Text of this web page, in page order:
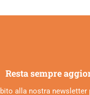
Resta sempre
alla nostra newsletter